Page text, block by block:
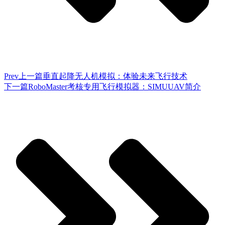
Prev上一篇垂直起降无人机模拟：体验未来飞行技术
下一篇RoboMaster考核专用飞行模拟器：SIMUUAV简介